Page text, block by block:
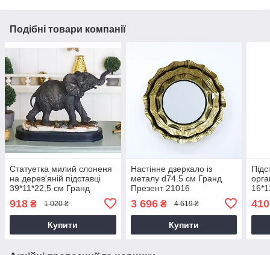
Подібні товари компанії
Статуетка милий слоненя
на дерев'яній підставці
39*11*22,5 см Гранд
918 ₴ 1 020 ₴
Купити
Настінне дзеркало із
металу d74.5 см Гранд
Презент 21016
3 696₴ 4 619 ₴
Купити
410